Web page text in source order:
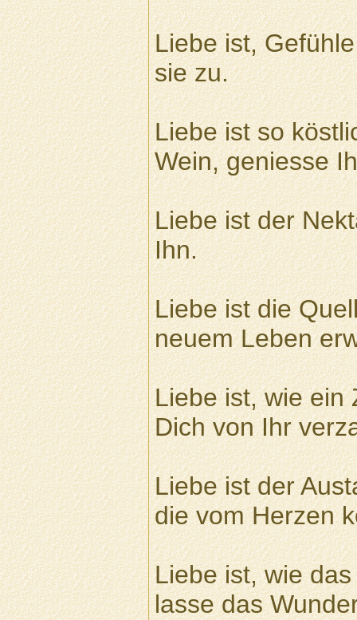
Liebe ist,
sie zu.
Liebe ist so
Wein, geniesse
Liebe ist der
Ihn.
Liebe ist die
neuem Leben
Liebe ist, wie ein
Dich von Ihr
Liebe ist der
die vom Herzen
Liebe ist, wie
lasse das